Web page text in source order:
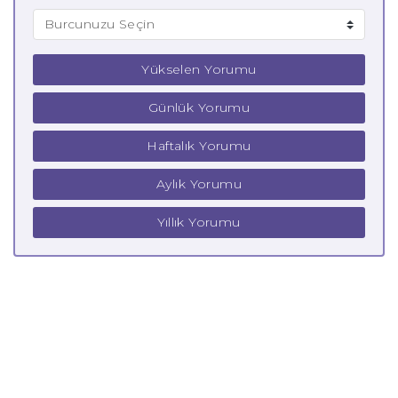
Yükselen Yorumu
Günlük Yorumu
Haftalık Yorumu
Aylık Yorumu
Yıllık Yorumu